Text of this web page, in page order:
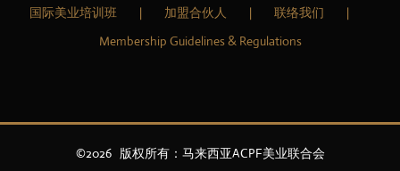
国际美业培训班
加盟合伙人
联络我们
Membership Guidelines & Regulations
©2026 版权所有：马来西亚ACPF美业联合会